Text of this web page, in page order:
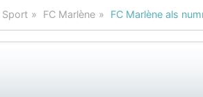
Sport FC Marlène FC Marlène als